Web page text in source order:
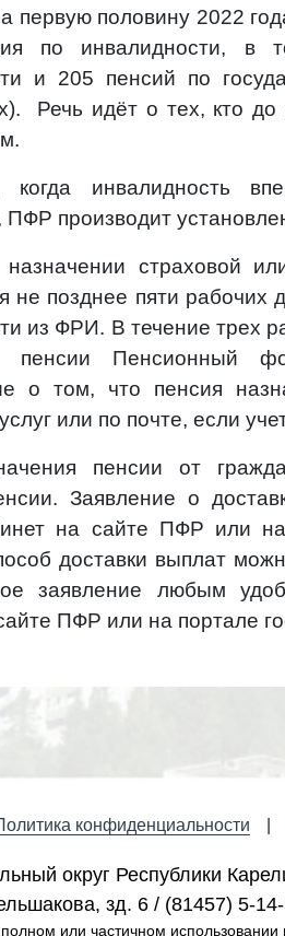
первую половину 2022
по инвалидности, в
и 205 пенсий по
Речь идёт о тех, кто до
инвалидность
ПФР производит
страховой
не позднее пяти
из ФРИ. В течение трех
пенсии Пенсионный
о том, что пенсия
или по почте, если
пенсии от
Заявление о
на сайте ПФР или на
доставки выплат
заявление любым
ПФР или на портале
конфиденциальности
округ Республики
зд. 6 / (81457) 5-
или частичном использовании